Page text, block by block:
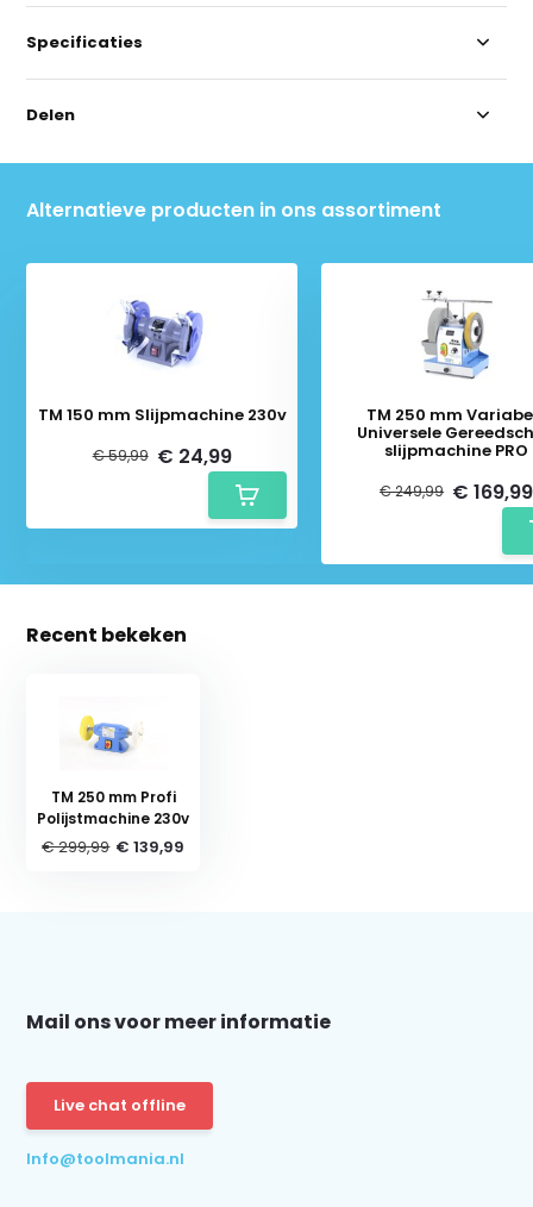
Specificaties
Delen
Alternatieve producten in ons assortiment
TM 150 mm Slijpmachine 230v
€ 59,99 € 24,99
TM 250 mm
Universele
slijpmachine PRO
€ 249,99 € 169,99
Recent bekeken
TM 250 mm Profi
Polijstmachine 230v
€ 299,99 € 139,99
Mail ons voor meer informatie
Live chat offline
Info@toolmania.nl